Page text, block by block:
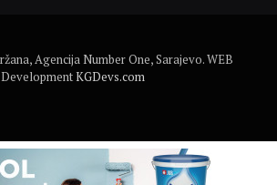
Agencija Number One, Sarajevo. WEB
DevelopmentKGDevs.com